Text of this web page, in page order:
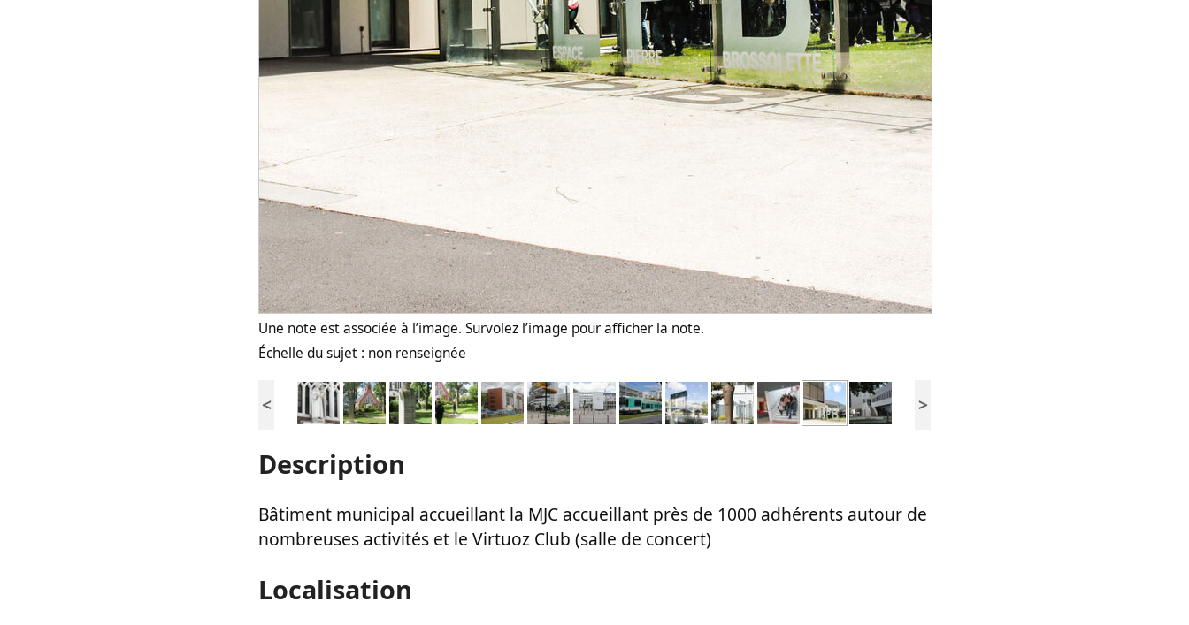
Une note est associée à l’image. Survolez l’image pour afficher la note.
Échelle du sujet : non renseignée
< >
Description
Bâtiment municipal accueillant la MJC accueillant près de 1000 adhérents autour de
nombreuses activités et le Virtuoz Club (salle de concert)
Localisation